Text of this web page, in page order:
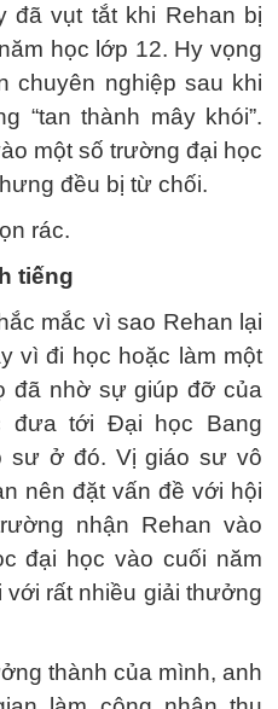
đã vụt tắt khi Rehan bị
học lớp 12. Hy vọng
chuyên nghiệp sau khi
“tan thành mây khói”.
một số trường đại học
đều bị từ chối.
rác.
tiếng
mắc vì sao Rehan lại
vì đi học hoặc làm một
đã nhờ sự giúp đỡ của
đưa tới Đại học Bang
sư ở đó. Vị giáo sư vô
nên đặt vấn đề với hội
nhận Rehan vào
đại học vào cuối năm
rất nhiều giải thưởng
thành của mình, anh